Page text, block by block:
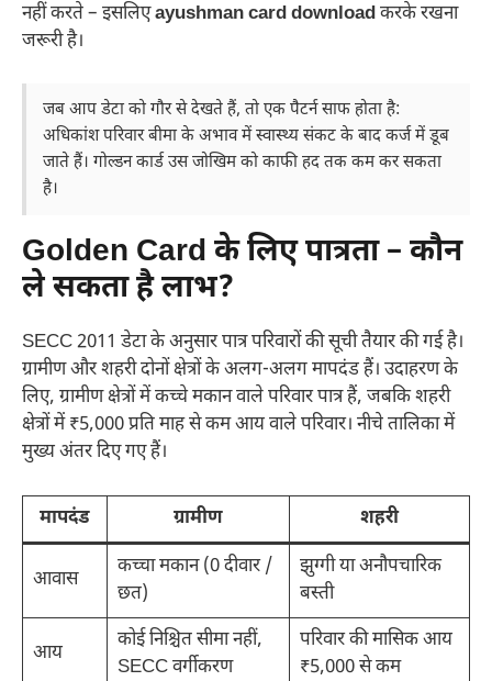
नहीं करते – इसलिएayushman card downloadकरके रखना
जरूरी है।
जब आप डेटा को गौर से देखते हैं, तो एक पैटर्न साफ होता है:
अधिकांश परिवार बीमा के अभाव में स्वास्थ्य संकट के बाद कर्ज में डूब
जाते हैं। गोल्डन कार्ड उस जोखिम को काफी हद तक कम कर सकता
है।
Golden Card के लिए पात्रता – कौन
ले सकता है लाभ?
SECC 2011 डेटा के अनुसार पात्र परिवारों की सूची तैयार की गई है।
ग्रामीण और शहरी दोनों क्षेत्रों के अलग-अलग मापदंड हैं। उदाहरण के
लिए, ग्रामीण क्षेत्रों में कच्चे मकान वाले परिवार पात्र हैं, जबकि शहरी
क्षेत्रों में ₹5,000 प्रति माह से कम आय वाले परिवार। नीचे तालिका में
मुख्य अंतर दिए गए हैं।
मापदंड ग्रामीण शहरी
आवास
कच्चा मकान (0 दीवार /
छत)
झुग्गी या अनौपचारिक
बस्ती
आय
कोई निश्चित सीमा नहीं,
SECC वर्गीकरण
परिवार की मासिक आय
₹5,000 से कम